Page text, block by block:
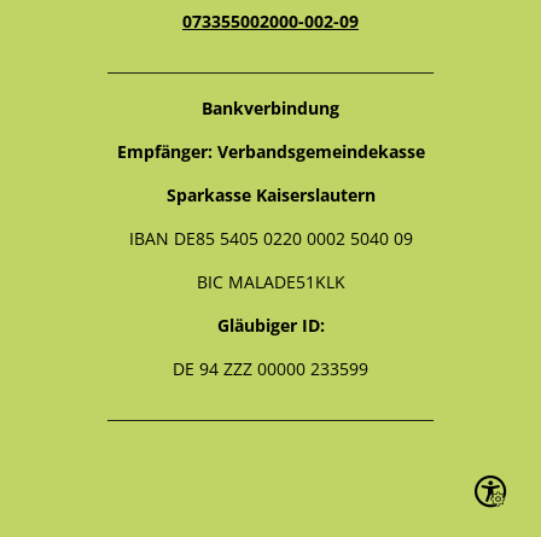
073355002000-002-09
Bankverbindung
Empfänger: Verbandsgemeindekasse
Sparkasse Kaiserslautern
IBAN DE85 5405 0220 0002 5040 09
BIC MALADE51KLK
Gläubiger ID:
DE 94 ZZZ 00000 233599
Seite